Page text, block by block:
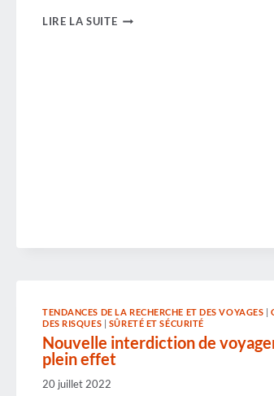
LIRE LA SUITENAVIGUER
TENDANCES DE LA RECHERCHE ET DES VOYAGES |
DES RISQUES
SÛRETÉ ET SÉCURITÉ
Nouvelle interdiction de
plein effet
20 juillet 2022